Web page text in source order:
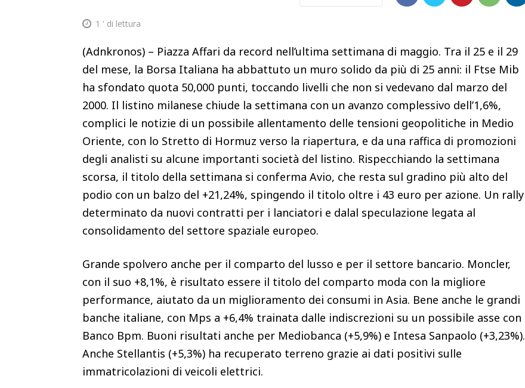
1 ' di lettura
(Adnkronos) – Piazza Affari da record nell’ultima settimana di maggio. Tra il 25 e il 29
del mese, la Borsa Italiana ha abbattuto un muro solido da più di 25 anni: il Ftse Mib
ha sfondato quota 50,000 punti, toccando livelli che non si vedevano dal marzo del
2000. Il listino milanese chiude la settimana con un avanzo complessivo dell’1,6%,
complici le notizie di un possibile allentamento delle tensioni geopolitiche in Medio
Oriente, con lo Stretto di Hormuz verso la riapertura, e da una raffica di promozioni
degli analisti su alcune importanti società del listino. Rispecchiando la settimana
scorsa, il titolo della settimana si conferma Avio, che resta sul gradino più alto del
podio con un balzo del +21,24%, spingendo il titolo oltre i 43 euro per azione. Un rally
determinato da nuovi contratti per i lanciatori e dalal speculazione legata al
consolidamento del settore spaziale europeo.
Grande spolvero anche per il comparto del lusso e per il settore bancario. Moncler,
con il suo +8,1%, è risultato essere il titolo del comparto moda con la migliore
performance, aiutato da un miglioramento dei consumi in Asia. Bene anche le grandi
banche italiane, con Mps a +6,4% trainata dalle indiscrezioni su un possibile asse con
Banco Bpm. Buoni risultati anche per Mediobanca (+5,9%) e Intesa Sanpaolo (+3,23%).
Anche Stellantis (+5,3%) ha recuperato terreno grazie ai dati positivi sulle
immatricolazioni di veicoli elettrici.